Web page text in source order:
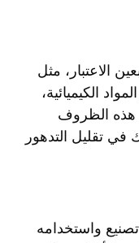
الاعتبار، مثل
الكيميائية،
هذه الظروف
تقليل التدهور
واستخدامه